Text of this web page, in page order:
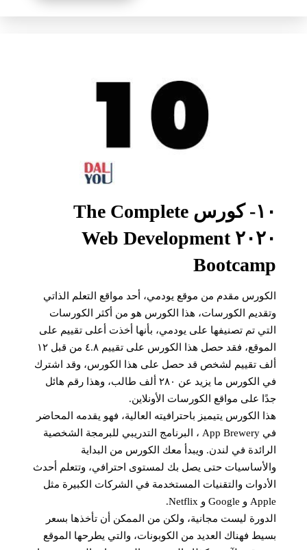
١٠- كورس The Complete
٢٠٢٠ Web Development
Bootcamp
الكورس مقدم من موقع يودمي، أحد مواقع التعلم الذاتي
وتقديم الكورسات، هذا الكورس هو من أكثر الكورسات
التي تم تصنيفها على يودمي، بأنها أخذت أعلى تقييم على
الموقع، فقد حصل هذا الكورس على تقييم ٤.٨ من قبل ١٢
ألف تقييم لشخص قد حصل على هذا الكورس، وقد اشترك
في الكورس ما يزيد عن ٢٨٠ ألف طالب، وهذا رقم هائل
جدًا على مواقع الكورسات الأونلاين.
هذا الكورس يتيميز باحترافيته العالية، فهو يقدمه المحاضر
في App Brewery ، البرنامج التدريبي للبرمجة الشخصية
الرائدة في لندن. ويبدأ معك الكورس من البداية
والأساسيات حتى يصل بك لمستوى احترافي، وتتعلم أحدث
الأدوات والتقنيات المستخدمة في الشركات الكبيرة مثل
Apple و Google و Netflix.
الدورة ليست مجانية، ولكن من الممكن أن تأخذها بسعر
بسيط فهناك العديد من الكوبونات، والتي يطرحها الموقع